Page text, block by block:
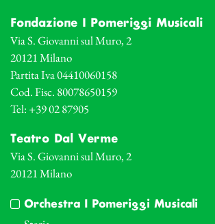
Fondazione I Pomeriggi Musicali
Via S. Giovanni sul Muro, 2
20121 Milano
Partita Iva 04410060158
Cod. Fisc. 80078650159
Tel: +39 02 87905
Teatro Dal Verme
Via S. Giovanni sul Muro, 2
20121 Milano
Orchestra I Pomeriggi Musicali